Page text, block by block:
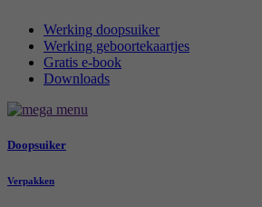
Werking doopsuiker
Werking geboortekaartjes
Gratis e-book
Downloads
Doopsuiker
Verpakken